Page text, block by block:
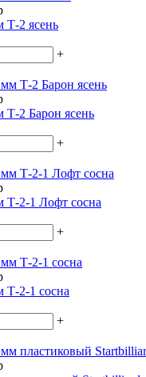
Т-2 ясень
+
Т-2 Барон ясень
+
Т-2-1 Лофт сосна
+
Т-2-1 сосна
+